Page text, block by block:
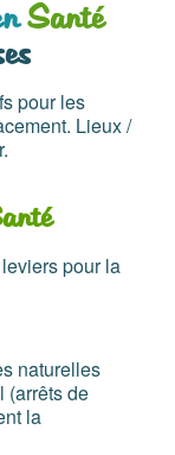
Santé
pour les
Lieux /
pour la
naturelles
(arrêts de
la